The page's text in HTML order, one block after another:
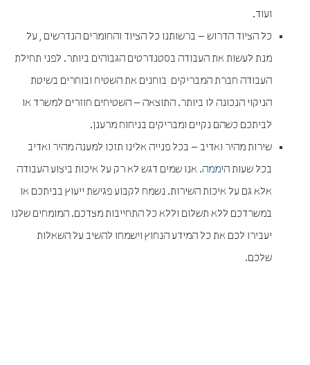
ועוד.
כל הציוד הדרוש – ברשותנו כל הציוד והחומרים הנדרשים , על
מנת לעשות את העבודה בסטנדרטים הגבוהים ביותר. לפני תחילת
העבודה חברת המבריקים בוחנים את השטיח ובוחרים בשיטת
הניקוי הנכונה לו ביותר. התוצאה – השטיחים חוזרים למשרד או
לביתכם כשהם נקיים ומבריקים בניחוח מרענן.
שירות מהיר ואדיב – בכל פנייה אלינו תזכו למענה מהיר ואדיב
בכל שעות היממה. אנו שמים דגש לא רק על איכות ביצוע העבודה
אלא גם על איכות השירות. נשמח לקבוע פגישת ייעוץ בביתכם או
במשרדכם ללא תשלום וללא כל התחייבות מצדכם. המומחים שלנו
יעבירו לכם את כל המידע הנחוץ וישמחו להשיב על השאלות
שלכם.